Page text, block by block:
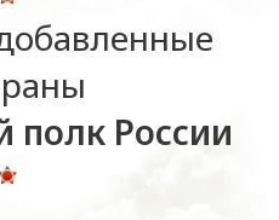
полк России